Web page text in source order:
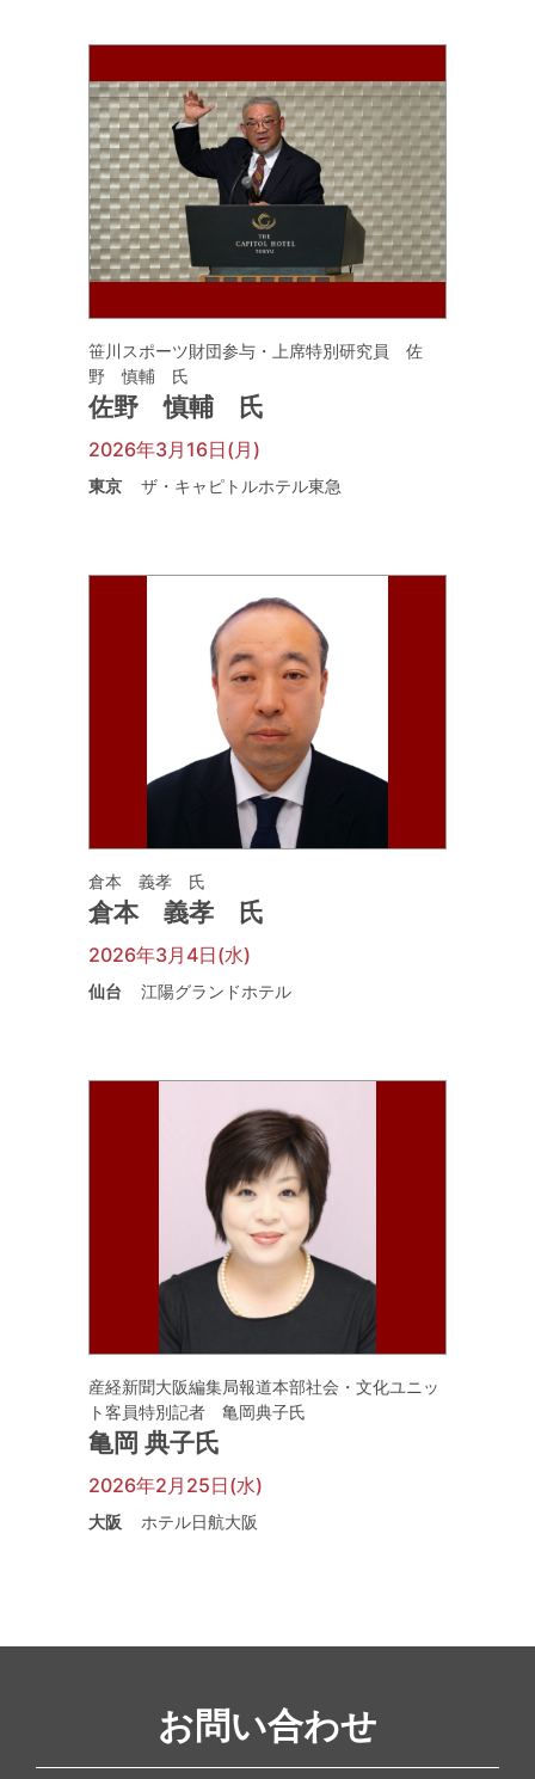
笹川スポーツ財団参与・上席特別研究員 佐
野 慎輔 氏
佐野 慎輔 氏
2026年3月16日(月)
東京 ザ・キャピトルホテル東急
倉本 義孝 氏
倉本 義孝 氏
2026年3月4日(水)
仙台 江陽グランドホテル
産経新聞大阪編集局報道本部社会・文化ユニッ
ト客員特別記者 亀岡典子氏
亀岡 典子氏
2026年2月25日(水)
大阪 ホテル日航大阪
お問い合わせ